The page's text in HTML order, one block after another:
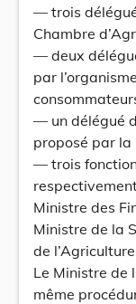
— trois
Chambre
— deux
par
— un délégué
proposé par la
— trois
Ministre des
Ministre de la
de
Le Ministre de
même